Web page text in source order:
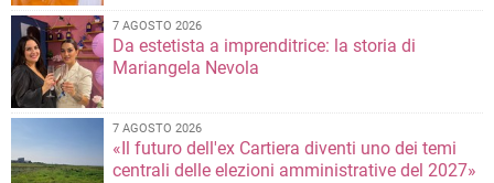
7 AGOSTO 2026
Da estetista a imprenditrice: la storia di
Mariangela Nevola
7 AGOSTO 2026
«Il futuro dell'ex Cartiera diventi uno dei temi
centrali delle elezioni amministrative del 2027»